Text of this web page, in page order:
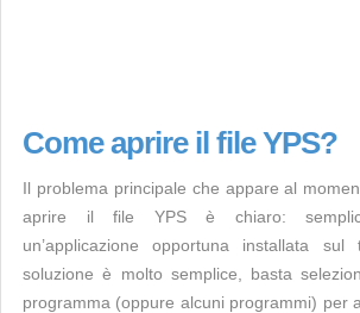
Come aprire il file YPS?
Il problema principale che appare al
aprire il file YPS è chiaro:
un’applicazione opportuna installata
soluzione è molto semplice, basta
programma (oppure alcuni programmi) per